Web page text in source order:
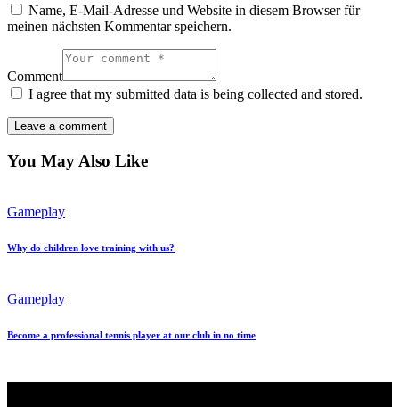
Name, E-Mail-Adresse und Website in diesem Browser für
meinen nächsten Kommentar speichern.
Comment
I agree that my submitted data is being collected and stored.
You May Also Like
Gameplay
Why do children love training with us?
Gameplay
Become a professional tennis player at our club in no time